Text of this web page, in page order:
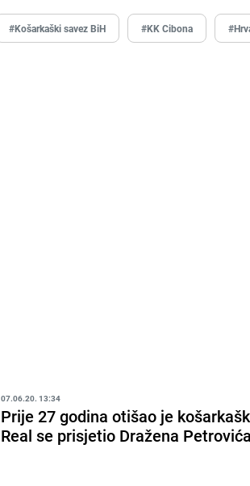
#Košarkaški savez BiH #KK Cibona
07.06.20. 13:34
Prije 27 godina otišao je
Real se prisjetio Dražena Petrovića